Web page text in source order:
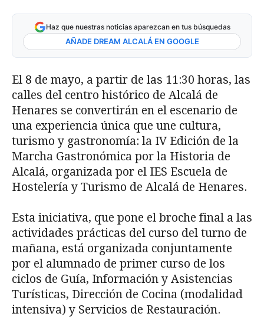
Haz que nuestras noticias aparezcan en tus búsquedas
AÑADE DREAM ALCALÁ EN GOOGLE
El 8 de mayo, a partir de las 11:30 horas, las
calles del centro histórico de Alcalá de
Henares se convertirán en el escenario de
una experiencia única que une cultura,
turismo y gastronomía: la IV Edición de la
Marcha Gastronómica por la Historia de
Alcalá, organizada por el IES Escuela de
Hostelería y Turismo de Alcalá de Henares.
Esta iniciativa, que pone el broche final a las
actividades prácticas del curso del turno de
mañana, está organizada conjuntamente
por el alumnado de primer curso de los
ciclos de Guía, Información y Asistencias
Turísticas, Dirección de Cocina (modalidad
intensiva) y Servicios de Restauración.